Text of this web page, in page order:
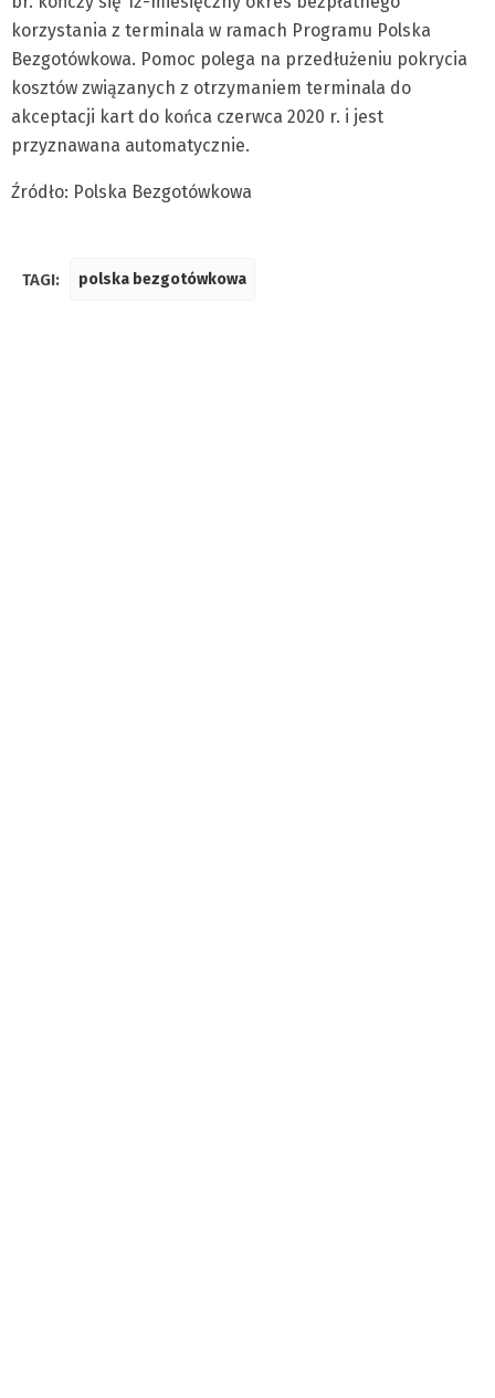
korzystania z terminala w ramach Programu Polska
Bezgotówkowa. Pomoc polega na przedłużeniu pokrycia
kosztów związanych z otrzymaniem terminala do
akceptacji kart do końca czerwca 2020 r. i jest
przyznawana automatycznie.
Źródło: Polska Bezgotówkowa
TAGI: polska bezgotówkowa